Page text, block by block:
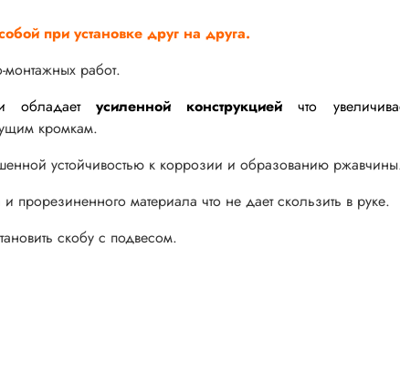
при установке друг на друга.
работ.
обладаетусиленной конструкцией что
кромкам.
устойчивостью к коррозии и образованию
и прорезиненного материала что не дает скользить в руке.
скобу с подвесом.